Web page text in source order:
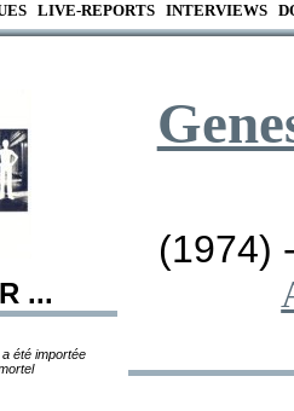
LIVE-REPORTS INTERVIEWS
...
été importée
(1974)